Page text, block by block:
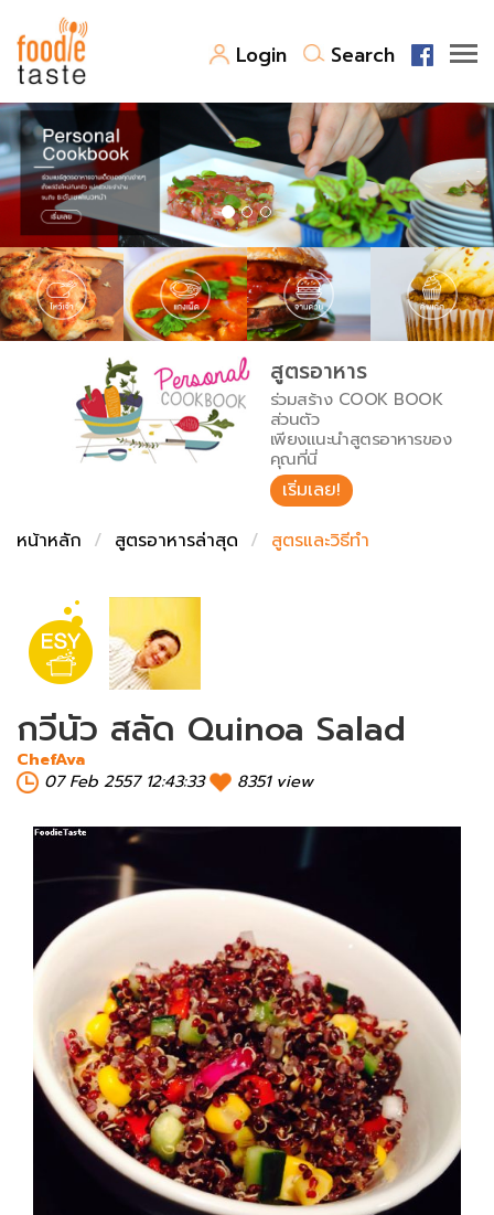
Login Search
สูตรอาหาร
สูตรอาหารล่าสุด
Top Foodie
พาไปชิม
สารพันก้นครัว
เคล็ดลับน่ารู้
เปรียบเทียบหน่วยการตวง
เปรียบเทียบอุณหภูมิ
เปรียบเทียบน้ำหนักวัตถุดิบ
FoodPedia
สร้าง Cookbook
สูตรอาหาร
ร่วมสร้าง COOK BOOK
ส่วนตัว
เพียงแนะนำสูตรอาหารของ
คุณที่นี่
เริ่มเลย!
หน้าหลัก
สูตรอาหารล่าสุด สูตรและวิธีทำ
กวีนัว สลัด Quinoa Salad
ChefAva
07 Feb 2557 12:43:33
8351 view